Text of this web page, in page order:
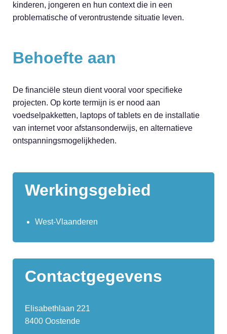
kinderen, jongeren en hun context die in een
problematische of verontrustende situatie leven.
Behoefte aan
De financiële steun dient vooral voor specifieke
projecten. Op korte termijn is er nood aan
voedselpakketten, laptops of tablets en de installatie
van internet voor afstansonderwijs, en alternatieve
ontspanningsmogelijkheden.
Werkingsgebied
West-Vlaanderen
Contactgegevens
Elisabethlaan 221
8400 Oostende